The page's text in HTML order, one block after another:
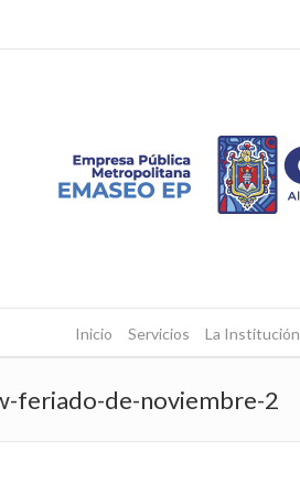
Inicio Servicios La Institución
feriado-de-noviembre-2